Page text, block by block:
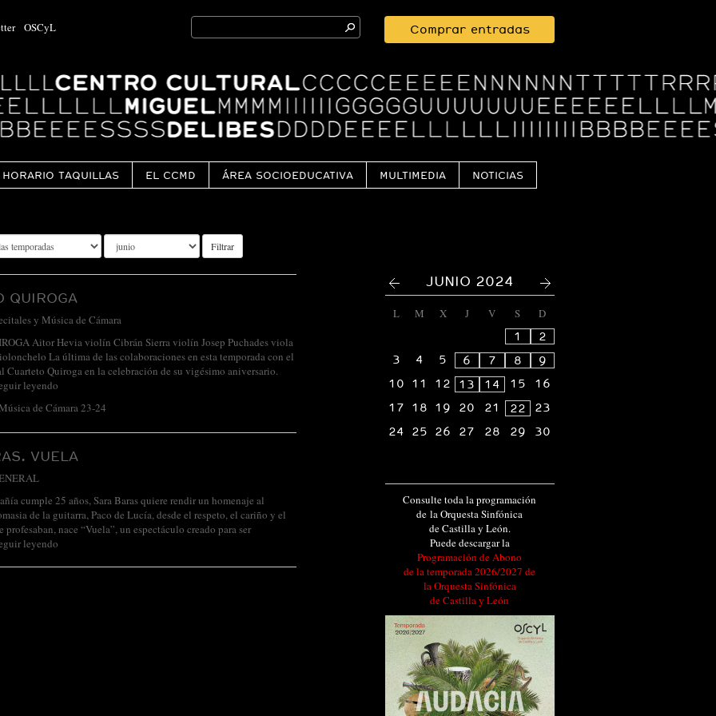
OSCyL
Search
for:
Comprar entradas
HORARIO TAQUILLAS EL CCMD ÁREA SOCIOEDUCATIVA MULTIMEDIA NOTICIAS
Filtrar
QUIROGA
y Música de Cámara
Aitor Hevia violín Cibrán Sierra violín Josep Puchades viola
La última de las colaboraciones en esta temporada con el
Cuarteto Quiroga en la celebración de su vigésimo aniversario.
leyendo
de Cámara 23-24
VUELA
cumple 25 años, Sara Baras quiere rendir un homenaje al
de la guitarra, Paco de Lucía, desde el respeto, el cariño y el
profesaban, nace “Vuela”, un espectáculo creado para ser
leyendo
JUNIO 2024
L M X J V S
D
1
2
3
4 5 6 7 8
9
10
11 12 13 14 15
16
17
18 19 20 21 22
23
24
25 26 27 28 29 30
Consulte toda la programación
de la Orquesta Sinfónica
de Castilla y León.
Puede descargar la
Programación de Abono
de la temporada 2026/2027 de
la Orquesta Sinfónica
de Castilla y León